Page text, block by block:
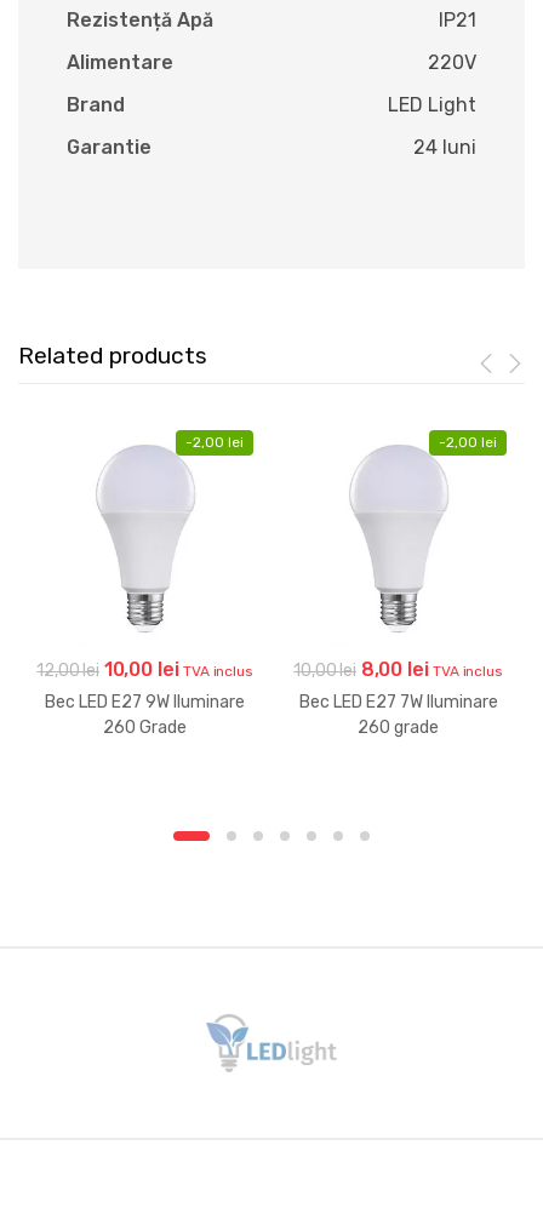
Rezistență Apă
IP21
Alimentare
220V
Brand
LED Light
Garantie
24 luni
Related products
-2,00 lei
12,00lei Prețul
inițial
a
10,00 leiPrețul
curent
este:
TVA inclus
Bec LED E27 9W Iluminare
260 Grade
-2,00 lei
10,00lei Prețul
inițial
a
8,00 leiPrețul
curent
este:
TVA inclus
Bec LED E27 7W Iluminare
260 grade